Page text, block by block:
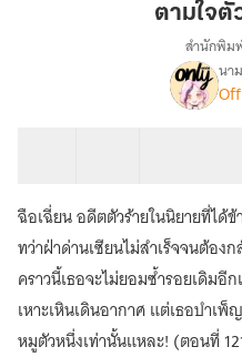
ขอ
นี้..ขอ
ชีวิต
ตามใจ
ตัว
เอง
เล่ม
4
ตามใจตั
สำนักพิม
นา
ฉือเฉี่ยน อดีตตัวร้ายในนิยายที่ได้
ทว่าฝ่าด่านเซียนไม่สำเร็จจนต้อง
คราวนี้เธอจะไม่ยอมซ้ำรอยเดิม
เหาะเหินเดินอากาศ แต่เธอบำเ
หมูตัวหนึ่งเท่านั้นแหละ! (ตอนที่